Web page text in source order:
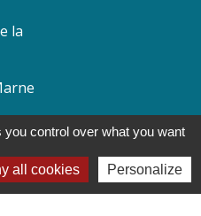
la
de confidentialité -
- Gestion des cookies
control over what you want
all cookies Personalize